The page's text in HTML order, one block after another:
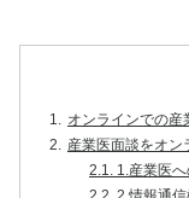
1.
オンラインでの産
2.
産業医面談をオン
2.1.
1.産業医